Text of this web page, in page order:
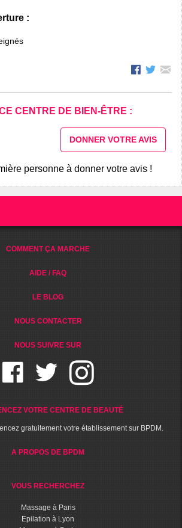
:
CENTRE DE BIEN-ÊTRE :
DONNER VOTRE AVIS
personne à donner votre avis !
COMMENT ÇA MARCHE
AIDE / FAQ
LE BLOG
NOUS CONTACTER
NOUS SUIVRE SUR
VOTRE CENTRE DE BEAUTÉ
gratuitement votre établissement sur BPDM.
A PROPOS DE BPDM
VOUS RECHERCHEZ
Massage à Paris
Epilation à Lyon